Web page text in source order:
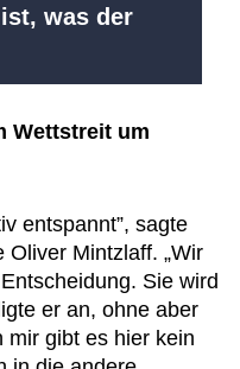
was der
Wettstreit um
entspannt”, sagte
Mintzlaff. „Wir
Sie wird
er an, ohne aber
mir gibt es hier kein